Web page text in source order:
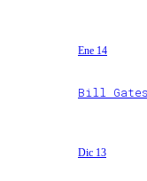
Ene 14
Bill
Dic 13